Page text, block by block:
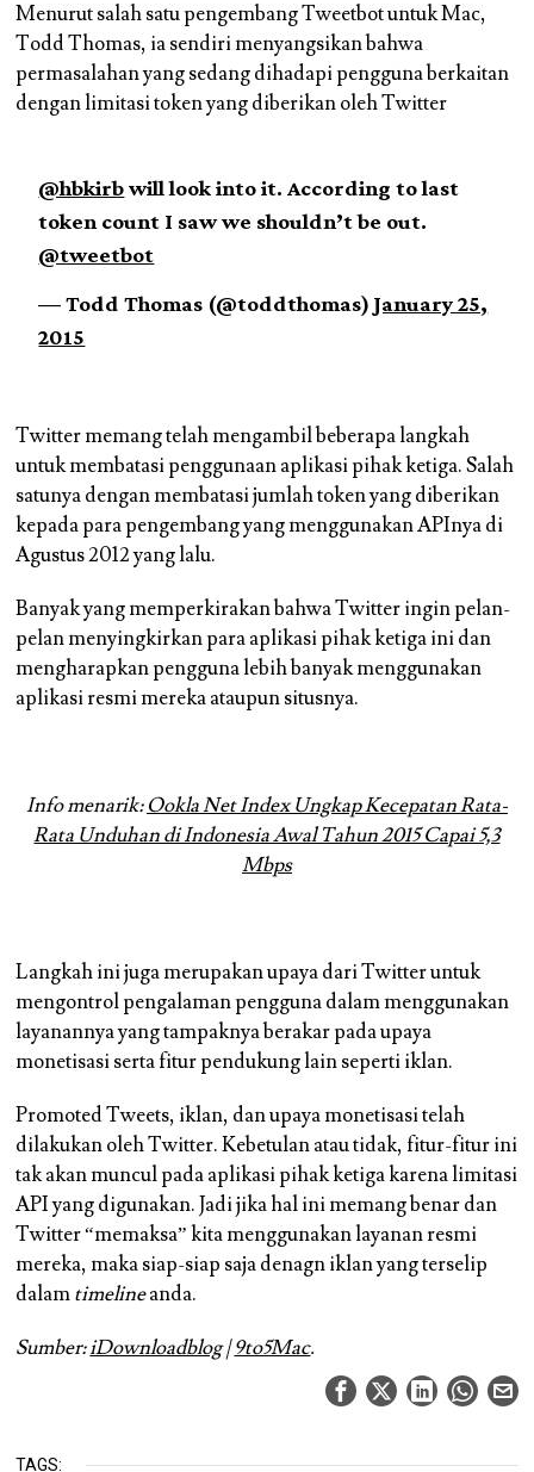
Menurut salah satu pengembang Tweetbot untuk Mac,
Todd Thomas, ia sendiri menyangsikan bahwa
permasalahan yang sedang dihadapi pengguna berkaitan
dengan limitasi token yang diberikan oleh Twitter
@hbkirbwill look into it. According to last
token count I saw we shouldn’t be out.
@tweetbot
— Todd Thomas (@toddthomas)January 25,
2015
Twitter memang telah mengambil beberapa langkah
untuk membatasi penggunaan aplikasi pihak ketiga. Salah
satunya dengan membatasi jumlah token yang diberikan
kepada para pengembang yang menggunakan APInya di
Agustus 2012 yang lalu.
Banyak yang memperkirakan bahwa Twitter ingin pelan-
pelan menyingkirkan para aplikasi pihak ketiga ini dan
mengharapkan pengguna lebih banyak menggunakan
aplikasi resmi mereka ataupun situsnya.
Info menarik: Ookla Net Index Ungkap Kecepatan Rata-
Rata Unduhan di Indonesia Awal Tahun 2015 Capai 5,3
Mbps
Langkah ini juga merupakan upaya dari Twitter untuk
mengontrol pengalaman pengguna dalam menggunakan
layanannya yang tampaknya berakar pada upaya
monetisasi serta fitur pendukung lain seperti iklan.
Promoted Tweets, iklan, dan upaya monetisasi telah
dilakukan oleh Twitter. Kebetulan atau tidak, fitur-fitur ini
tak akan muncul pada aplikasi pihak ketiga karena limitasi
API yang digunakan. Jadi jika hal ini memang benar dan
Twitter “memaksa” kita menggunakan layanan resmi
mereka, maka siap-siap saja denagn iklan yang terselip
dalamtimelineanda.
Sumber:iDownloadblog|9to5Mac.
TAGS: